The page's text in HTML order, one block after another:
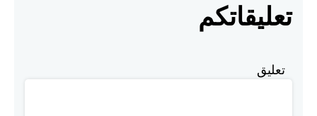
تعليقاتكم
تعليق